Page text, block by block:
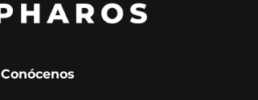
Conócenos